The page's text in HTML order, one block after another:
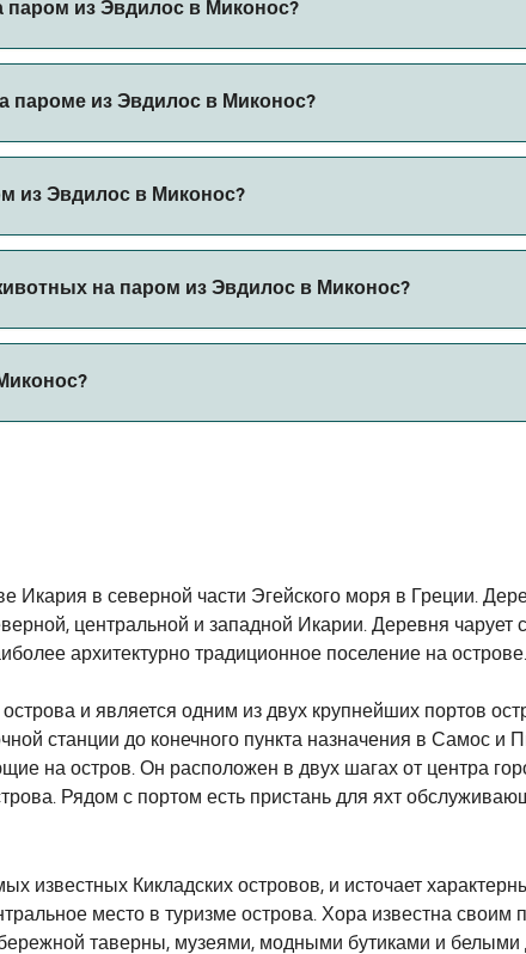
паром из Эвдилос в Миконос?
пароме из Эвдилос в Миконос?
из Эвдилос в Миконос?
на паром из Эвдилос в Миконос?
парома. В настоящее время вы можете брать животных
Икария в северной части Эгейского моря в Греции.
центральной и западной Икарии. Деревня
архитектурно традиционное поселение на острове.
и является одним из двух крупнейших портов
станции до конечного пункта назначения в Самос и
на остров. Он расположен в двух шагах от центра
Рядом с портом есть пристань для яхт
известных Кикладских островов, и источает
место в туризме острова. Хора известна
таверны, музеями, модными бутиками и белыми